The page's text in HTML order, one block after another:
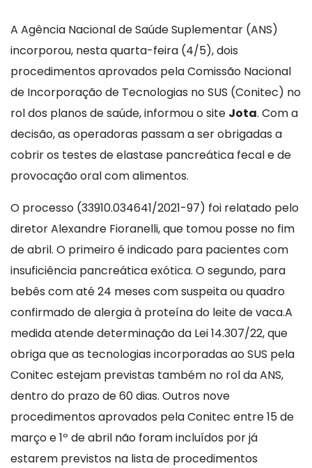
A Agência Nacional de Saúde Suplementar (ANS)
incorporou, nesta quarta-feira (4/5), dois
procedimentos aprovados pela Comissão Nacional
de Incorporação de Tecnologias no SUS (Conitec) no
rol dos planos de saúde, informou o site Jota. Com a
decisão, as operadoras passam a ser obrigadas a
cobrir os testes de elastase pancreática fecal e de
provocação oral com alimentos.
O processo (33910.034641/2021-97) foi relatado pelo
diretor Alexandre Fioranelli, que tomou posse no fim
de abril. O primeiro é indicado para pacientes com
insuficiência pancreática exótica. O segundo, para
bebês com até 24 meses com suspeita ou quadro
confirmado de alergia à proteína do leite de vaca.A
medida atende determinação da Lei 14.307/22, que
obriga que as tecnologias incorporadas ao SUS pela
Conitec estejam previstas também no rol da ANS,
dentro do prazo de 60 dias. Outros nove
procedimentos aprovados pela Conitec entre 15 de
março e 1º de abril não foram incluídos por já
estarem previstos na lista de procedimentos